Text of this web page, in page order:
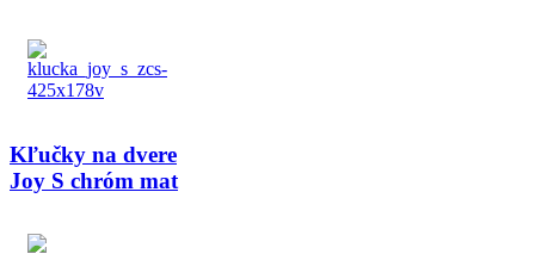
Kľučky na dvere
Joy S chróm mat